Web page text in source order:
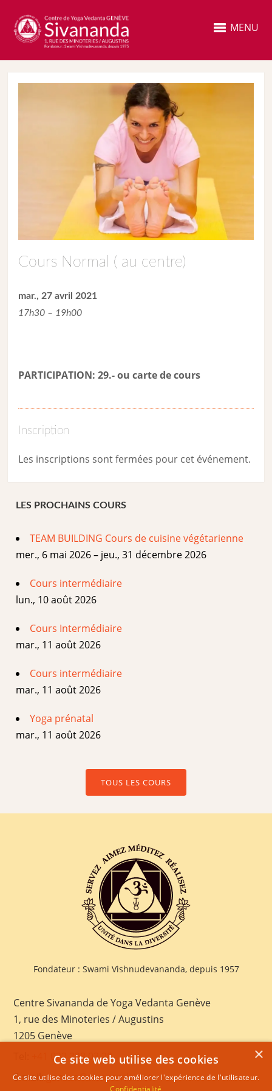
MENU
Cours Normal ( au centre)
mar., 27 avril 2021
17h30 – 19h00
PARTICIPATION: 29.- ou carte de cours
Inscription
Les inscriptions sont fermées pour cet événement.
LES PROCHAINS COURS
TEAM BUILDING Cours de cuisine végétarienne
mer., 6 mai 2026 – jeu., 31 décembre 2026
Cours intermédiaire
lun., 10 août 2026
Cours Intermédiaire
mar., 11 août 2026
Cours intermédiaire
mar., 11 août 2026
Yoga prénatal
mar., 11 août 2026
TOUS LES COURS
Fondateur : Swami Vishnudevananda, depuis 1957
Centre Sivananda de Yoga Vedanta Genève
1, rue des Minoteries / Augustins
1205 Genève
+41 022 328 03 28
E-mail:geneva@sivananda.net
×
Ce site web utilise des cookies
Ce site utilise des cookies pour améliorer l'expérience de l'utilisateur.
Confidentialité